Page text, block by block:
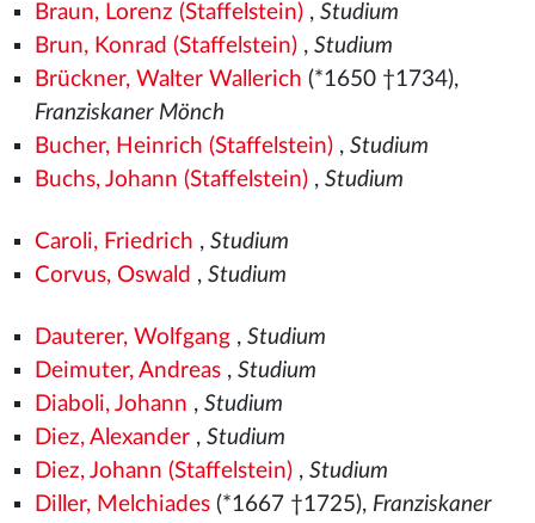
Braun, Lorenz (Staffelstein), Studium
Brun, Konrad (Staffelstein), Studium
Brückner, Walter Wallerich (*1650 †1734),
Franziskaner Mönch
Bucher, Heinrich (Staffelstein), Studium
Buchs, Johann (Staffelstein), Studium
Caroli, Friedrich , Studium
Corvus, Oswald , Studium
Dauterer, Wolfgang, Studium
Deimuter, Andreas, Studium
Diaboli, Johann , Studium
Diez, Alexander, Studium
Diez, Johann (Staffelstein), Studium
Diller, Melchiades(*1667 †1725), Franziskaner